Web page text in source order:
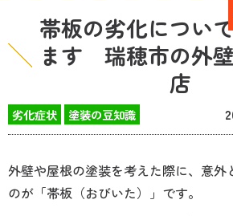
帯板の劣化につい
ます 瑞穂市の外
店
劣化症状 塗装の豆知識
外壁や屋根の塗装を考えた際に、意外
のが「帯板（おびいた）」です。